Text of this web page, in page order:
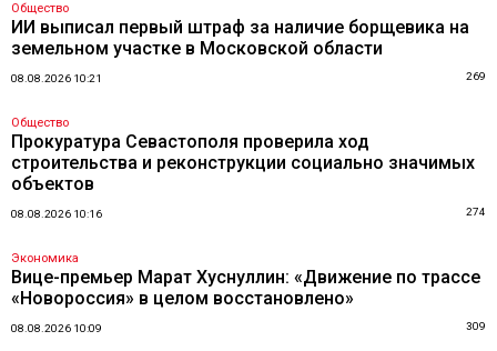
Общество
ИИ выписал первый штраф за наличие борщевика на
земельном участке в Московской области
08.08.2026 10:21 269
Общество
Прокуратура Севастополя проверила ход
строительства и реконструкции социально значимых
объектов
08.08.2026 10:16 274
Экономика
Вице-премьер Марат Хуснуллин: «Движение по трассе
«Новороссия» в целом восстановлено»
08.08.2026 10:09 309